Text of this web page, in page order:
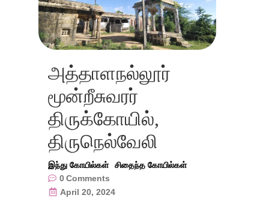
அத்தாளநல்லூர்
மூன்றீசுவரர்
திருக்கோயில்,
திருநெல்வேலி
இந்து கோயில்கள்
சிதைந்த கோயில்கள்
0Comments
April 20, 2024